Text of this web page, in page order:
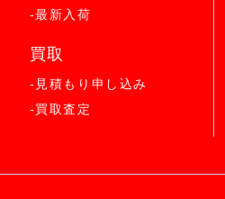
-最新入荷
買取
-見積もり申し込み
-買取査定